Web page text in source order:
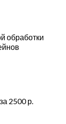
обработки
2500 р.